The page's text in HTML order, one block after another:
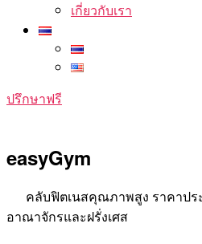
เกี่ยวกับเรา
ปรึกษาฟรี
easyGym
คลับฟิตเนสคุณภาพสูง ราคาปร
อาณาจักรและฝรั่งเศส